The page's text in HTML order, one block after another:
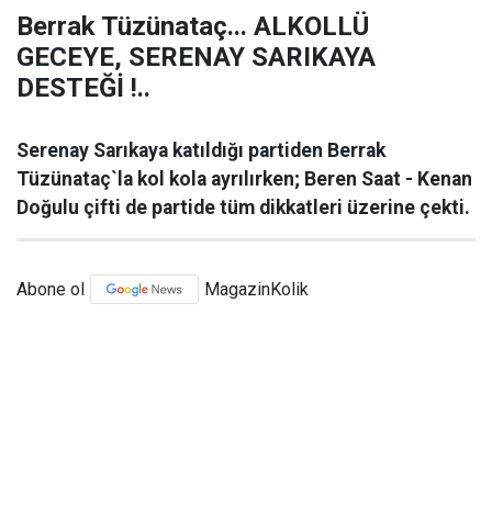
Berrak Tüzünataç... ALKOLLÜ
GECEYE, SERENAY SARIKAYA
DESTEĞİ !..
Serenay Sarıkaya katıldığı partiden Berrak
Tüzünataç`la kol kola ayrılırken; Beren Saat - Kenan
Doğulu çifti de partide tüm dikkatleri üzerine çekti.
Abone ol MagazinKolik